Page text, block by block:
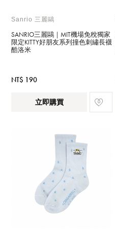
Sanrio 三麗鷗
SANRIO三麗鷗｜MIT機場免稅獨家
限定KITTY好朋友系列撞色刺繡長襪
酷洛米
NT$ 190
立即購買